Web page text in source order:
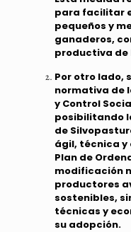
para facilitar
pequeños y
ganaderos,
productiva de
Por otro lado,
normativa de
y Control
posibilitando
de
ágil, técnica
Plan de
modificación
productores
sostenibles,
técnicas y
su adopción.